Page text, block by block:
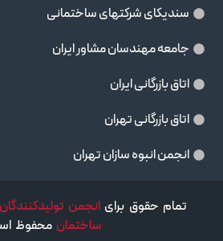
سندیکای شرکتهای ساختمانی
جامعه مهندسان مشاور ايران
اتاق بازرگانی ایران
اتاق بازرگانی تهران
انجمن انبوه سازان تهران
تمام حقوق برای انجمن
ساختمان محفوظ